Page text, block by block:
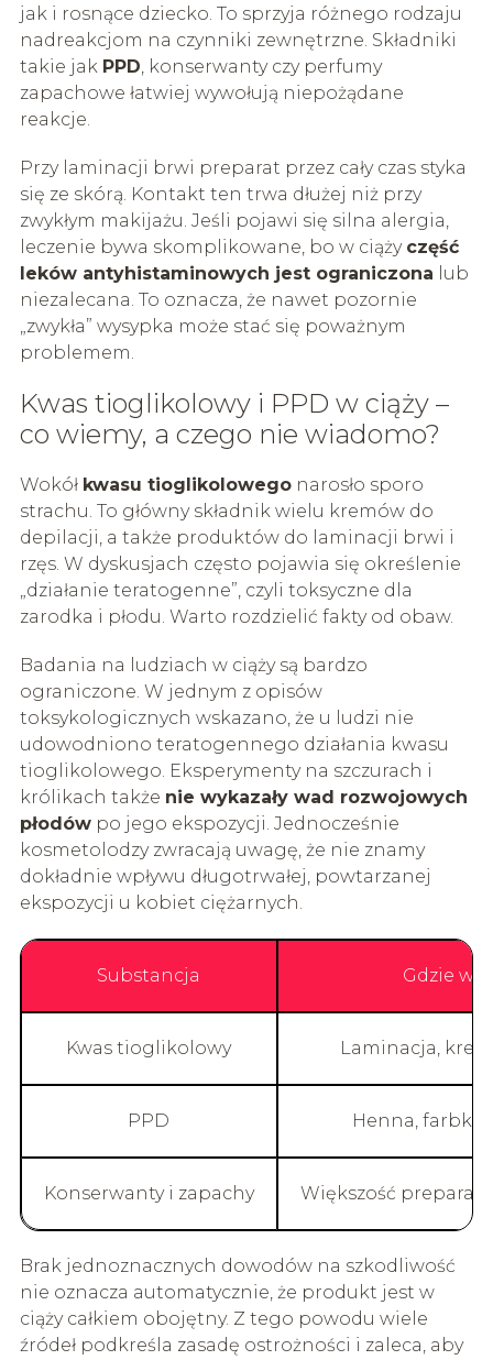
jak i rosnące dziecko. To sprzyja różnego rodzaju
nadreakcjom na czynniki zewnętrzne. Składniki
takie jak PPD, konserwanty czy perfumy
zapachowe łatwiej wywołują niepożądane
reakcje.
Przy laminacji brwi preparat przez cały czas styka
się ze skórą. Kontakt ten trwa dłużej niż przy
zwykłym makijażu. Jeśli pojawi się silna alergia,
leczenie bywa skomplikowane, bo w ciąży część
leków antyhistaminowych jest ograniczona lub
niezalecana. To oznacza, że nawet pozornie
„zwykła” wysypka może stać się poważnym
problemem.
Kwas tioglikolowy i PPD w ciąży –
co wiemy, a czego nie wiadomo?
Wokół kwasu tioglikolowegonarosło sporo
strachu. To główny składnik wielu kremów do
depilacji, a także produktów do laminacji brwi i
rzęs. W dyskusjach często pojawia się określenie
„działanie teratogenne”, czyli toksyczne dla
zarodka i płodu. Warto rozdzielić fakty od obaw.
Badania na ludziach w ciąży są bardzo
ograniczone. W jednym z opisów
toksykologicznych wskazano, że u ludzi nie
udowodniono teratogennego działania kwasu
tioglikolowego. Eksperymenty na szczurach i
królikach także nie wykazały wad rozwojowych
płodówpo jego ekspozycji. Jednocześnie
kosmetolodzy zwracają uwagę, że nie znamy
dokładnie wpływu długotrwałej, powtarzanej
ekspozycji u kobiet ciężarnych.
Substancja Gdzie
Kwas tioglikolowy Laminacja,
PPD Henna, farbki
Konserwanty i zapachy Większość
Brak jednoznacznych dowodów na szkodliwość
nie oznacza automatycznie, że produkt jest w
ciąży całkiem obojętny. Z tego powodu wiele
źródeł podkreśla zasadę ostrożności i zaleca, aby